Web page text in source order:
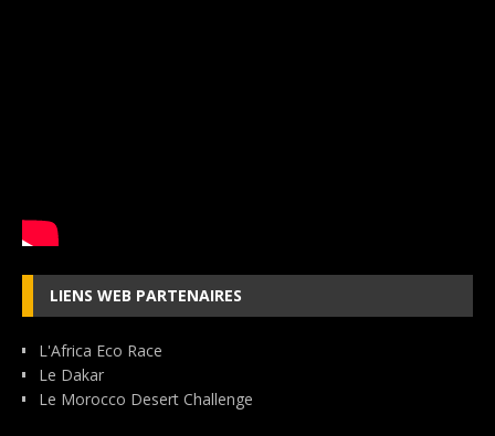
LIENS WEB PARTENAIRES
L'Africa Eco Race
Le Dakar
Le Morocco Desert Challenge